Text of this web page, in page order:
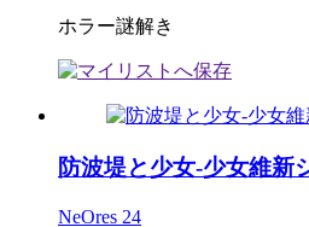
ホラー謎解き
防波堤と少女-少女維新
NeOres 24